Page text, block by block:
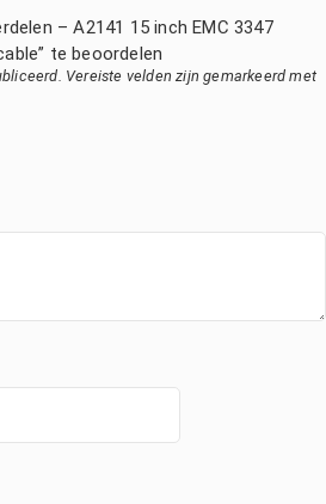
– A2141 15 inch EMC 3347
te beoordelen
Vereiste velden zijn gemarkeerd met